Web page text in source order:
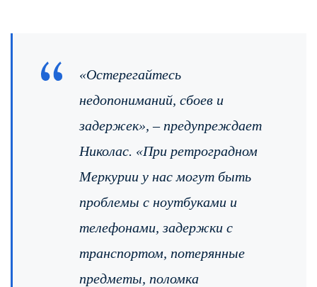
«Остерегайтесь
недопониманий, сбоев и
задержек», – предупреждает
Николас. «При ретроградном
Меркурии у нас могут быть
проблемы с ноутбуками и
телефонами, задержки с
транспортом, потерянные
предметы, поломка